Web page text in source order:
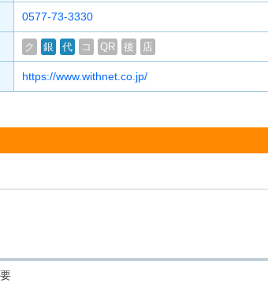
0577-73-3330
ク 銀 代 コ QR 後 店
https://www.withnet.co.jp/